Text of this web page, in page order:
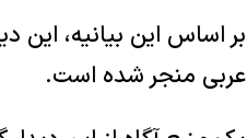
بر اساس این بیانیه، این
عربی منجر شده است.